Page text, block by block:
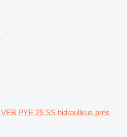
VEB PYE 25 SS hidraulikus prés